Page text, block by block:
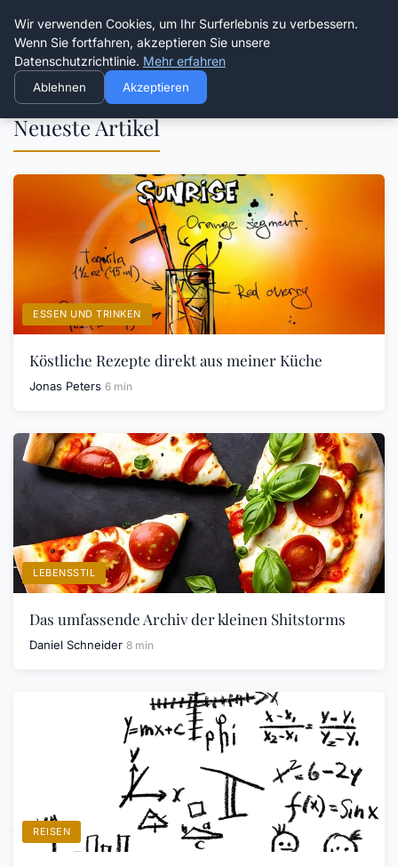
Die Schnitter
Neueste Artikel
ESSEN UND TRINKEN
Köstliche Rezepte direkt aus meiner Küche
Jonas Peters 6 min
LEBENSSTIL
Das umfassende Archiv der kleinen Shitstorms
Daniel Schneider 8 min
REISEN
Wir verwenden Cookies, um Ihr Surferlebnis zu verbessern.
Wenn Sie fortfahren, akzeptieren Sie unsere
Datenschutzrichtlinie. Mehr erfahren
Ablehnen Akzeptieren